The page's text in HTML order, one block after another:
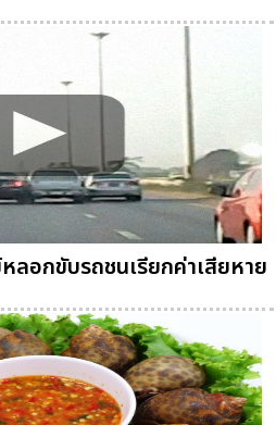
อกขับรถชนเรียกค่าเสียหาย